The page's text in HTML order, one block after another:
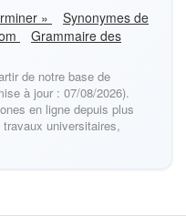
»
Synonymes de
Grammaire des
de notre base de
à jour : 07/08/2026).
en ligne depuis plus
universitaires,